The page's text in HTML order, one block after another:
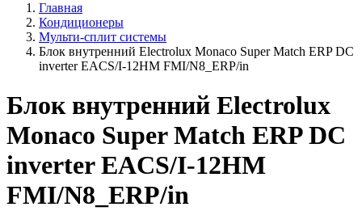
Главная
Кондиционеры
Мульти-сплит системы
Блок внутренний Electrolux Monaco Super Match ERP DC
inverter EACS/I-12HM FMI/N8_ERP/in
Блок внутренний Electrolux
Monaco Super Match ERP DC
inverter EACS/I-12HM
FMI/N8_ERP/in